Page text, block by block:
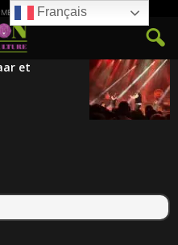
ETI et de la Culture
et
Français